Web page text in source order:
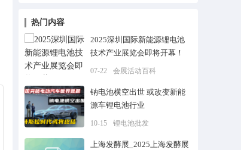
热门内容
2025深圳国际新能源锂电池
技术产业展览会即将开幕！
07-22 会展活动百科
钠电池横空出世 或改变新能
源车锂电池行业
10-15 锂电池批发
上海发酵展_2025上海发酵展